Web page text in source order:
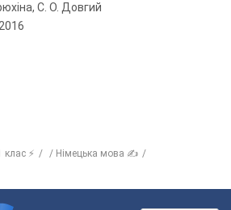
С. О. Довгий
2016
клас ⚡
Німецька мова ✍